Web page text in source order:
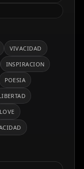
VIVACIDAD
INSPIRACION
POESIA
LOVE